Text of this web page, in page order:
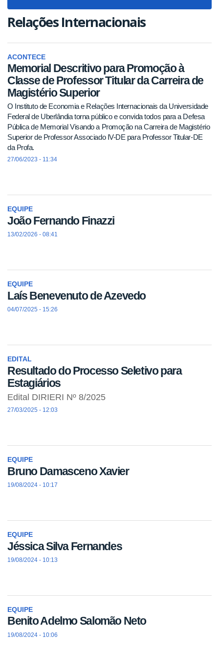
Relações Internacionais
ACONTECE
Memorial Descritivo para Promoção à
Classe de Professor Titular da Carreira de
Magistério Superior
O Instituto de Economia e Relações Internacionais da Universidade
Federal de Uberlândia torna público e convida todos para a Defesa
Pública de Memorial Visando a Promoção na Carreira de Magistério
Superior de Professor Associado IV-DE para Professor Titular-DE
da Profa.
27/06/2023 - 11:34
EQUIPE
João Fernando Finazzi
13/02/2026 - 08:41
EQUIPE
Laís Benevenuto de Azevedo
04/07/2025 - 15:26
EDITAL
Resultado do Processo Seletivo para
Estagiários
Edital DIRIERI Nº 8/2025
27/03/2025 - 12:03
EQUIPE
Bruno Damasceno Xavier
19/08/2024 - 10:17
EQUIPE
Jéssica Silva Fernandes
19/08/2024 - 10:13
EQUIPE
Benito Adelmo Salomão Neto
19/08/2024 - 10:06